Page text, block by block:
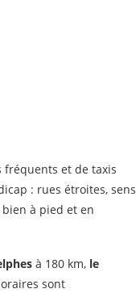
fréquents et de taxis
: rues étroites, sens
à pied et en
à 180 km, le
sont